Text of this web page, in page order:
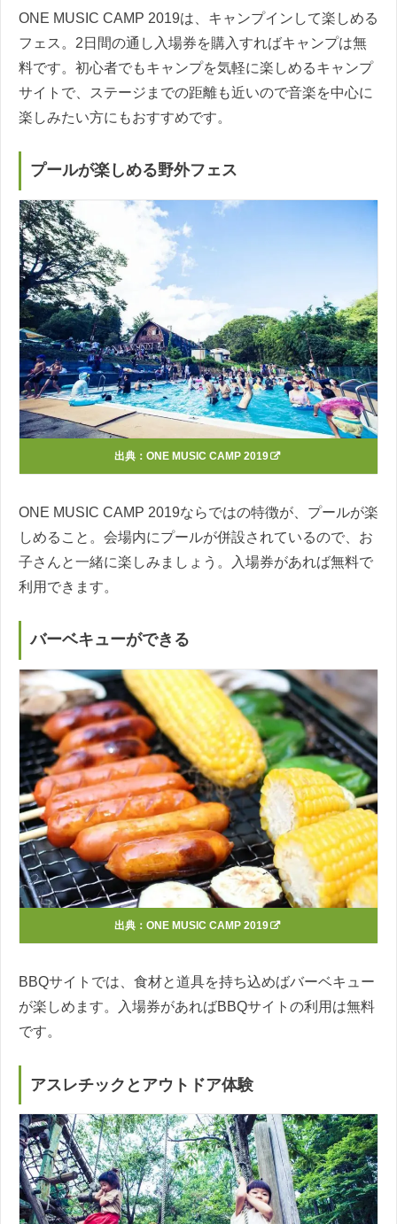
ONE MUSIC CAMP 2019は、キャンプインして楽しめる
フェス。2日間の通し入場券を購入すればキャンプは無
料です。初心者でもキャンプを気軽に楽しめるキャンプ
サイトで、ステージまでの距離も近いので音楽を中心に
楽しみたい方にもおすすめです。
プールが楽しめる野外フェス
出典： ONE MUSIC CAMP 2019
ONE MUSIC CAMP 2019ならではの特徴が、プールが楽
しめること。会場内にプールが併設されているので、お
子さんと一緒に楽しみましょう。入場券があれば無料で
利用できます。
バーベキューができる
出典： ONE MUSIC CAMP 2019
BBQサイトでは、食材と道具を持ち込めばバーベキュー
が楽しめます。入場券があればBBQサイトの利用は無料
です。
アスレチックとアウトドア体験